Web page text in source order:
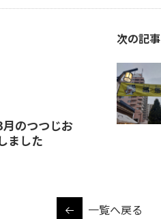
月のつつじお
ました
次の記事
一覧へ戻る